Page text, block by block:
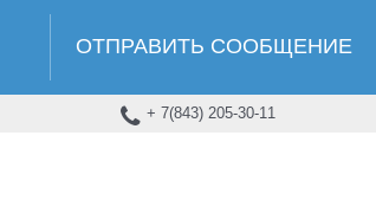
ОТПРАВИТЬ СООБЩЕНИЕ
+ 7(843) 205-30-11